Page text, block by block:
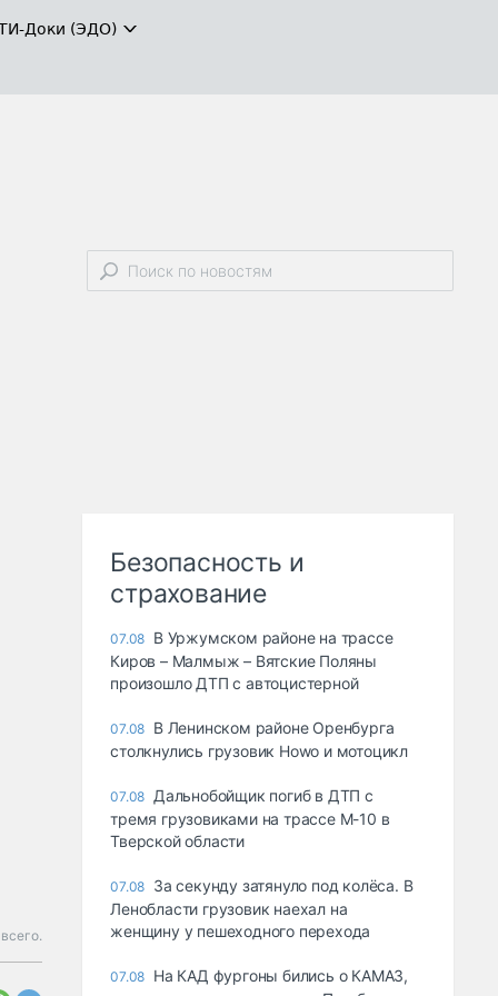
Доки (ЭДО)
Безопасность и
страхование
07.08 В Уржумском районе на трассе
Киров – Малмыж – Вятские Поляны
произошло ДТП с автоцистерной
07.08 В Ленинском районе Оренбурга
столкнулись грузовик Howo и мотоцикл
07.08 Дальнобойщик погиб в ДТП с
тремя грузовиками на трассе М-10 в
Тверской области
07.08 За секунду затянуло под колёса. В
Ленобласти грузовик наехал на
женщину у пешеходного перехода
07.08 На КАД фургоны бились о КАМАЗ,